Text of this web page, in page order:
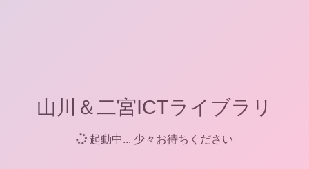
山川＆二宮ICTライブラリ
起動中... 少々お待ちください